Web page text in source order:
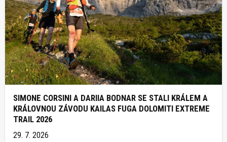
SIMONE CORSINI A DARIIA BODNAR SE STALI KRÁLEM A
KRÁLOVNOU ZÁVODU KAILAS FUGA DOLOMITI EXTREME
TRAIL 2026
29. 7. 2026